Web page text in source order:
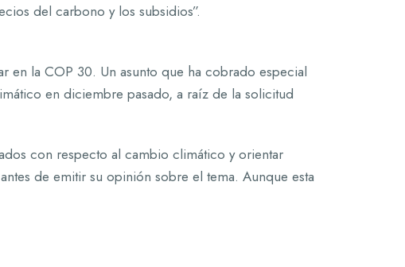
del carbono y los subsidios”.
en la COP 30. Un asunto que ha cobrado especial
en diciembre pasado, a raíz de la solicitud
con respecto al cambio climático y orientar
de emitir su opinión sobre el tema. Aunque esta